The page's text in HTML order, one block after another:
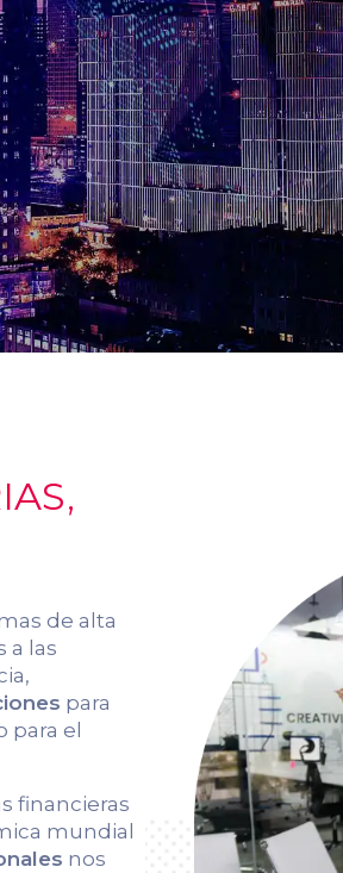
de alta
a las
para
el
financieras
mundial
nos